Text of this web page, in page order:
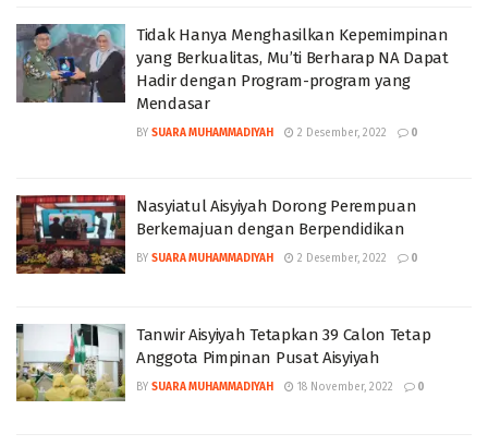
Tidak Hanya Menghasilkan Kepemimpinan
yang Berkualitas, Mu’ti Berharap NA Dapat
Hadir dengan Program-program yang
Mendasar
BY SUARA MUHAMMADIYAH 2 Desember, 2022 0
Nasyiatul Aisyiyah Dorong Perempuan
Berkemajuan dengan Berpendidikan
BY SUARA MUHAMMADIYAH 2 Desember, 2022 0
Tanwir Aisyiyah Tetapkan 39 Calon Tetap
Anggota Pimpinan Pusat Aisyiyah
BY SUARA MUHAMMADIYAH 18 November, 2022 0